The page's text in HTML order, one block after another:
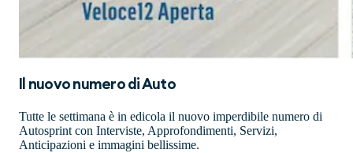
Il nuovo numero diAuto
Tutte le settimana è in edicola il nuovo imperdibile numero di
Autosprint con Interviste, Approfondimenti, Servizi,
Anticipazioni e immagini bellissime.